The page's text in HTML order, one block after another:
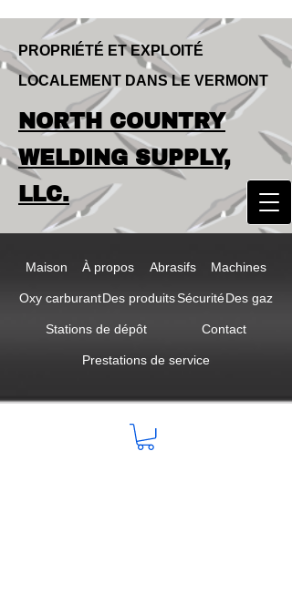
LOCALLY OWNED & OPERATED IN
VERMONT
NORTH COUNTRY
WELDING SUPPLY,
LLC
PROPRIÉTÉ ET EXPLOITÉ
LOCALEMENT DANS LE VERMONT
NORTH COUNTRY
WELDING SUPPLY,
LLC.
Maison À propos Abrasifs Machines
Oxy carburantDes produitsSécuritéDes gaz
Stations de dépôt Contact
Prestations de service